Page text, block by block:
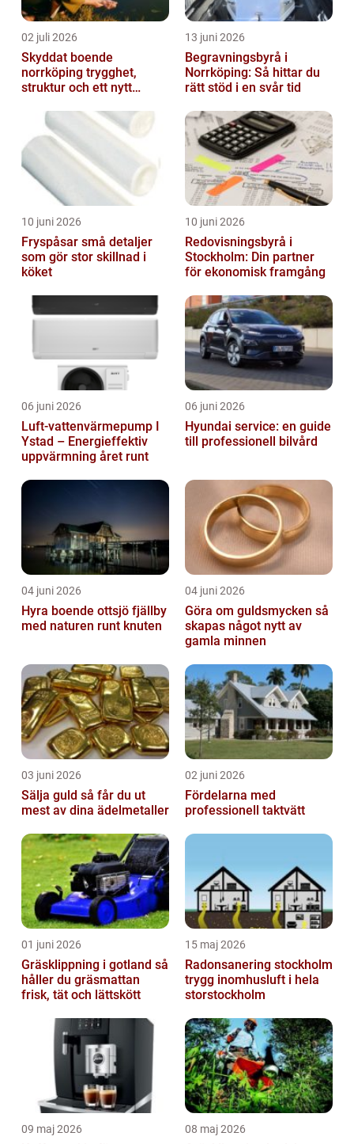
02 juli 2026
Skyddat boende
norrköping trygghet,
struktur och ett nytt
13 juni 2026
Begravningsbyrå i
Norrköping: Så hittar du
rätt stöd i en svår tid
10 juni 2026
Fryspåsar små detaljer
som gör stor skillnad i
köket
10 juni 2026
Redovisningsbyrå i
Stockholm: Din partner
för ekonomisk framgång
06 juni 2026
Luft-vattenvärmepump I
Ystad – Energieffektiv
uppvärmning året runt
06 juni 2026
Hyundai service: en guide
till professionell bilvård
04 juni 2026
Hyra boende ottsjö fjällby
med naturen runt knuten
04 juni 2026
Göra om guldsmycken så
skapas något nytt av
gamla minnen
03 juni 2026
Sälja guld så får du ut
mest av dina ädelmetaller
02 juni 2026
Fördelarna med
professionell taktvätt
01 juni 2026
Gräsklippning i gotland så
håller du gräsmattan
frisk, tät och lättskött
15 maj 2026
Radonsanering stockholm
trygg inomhusluft i hela
storstockholm
09 maj 2026 08 maj 2026